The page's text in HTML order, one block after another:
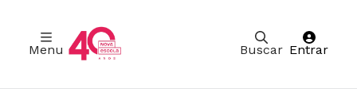
Buscar
Menu Entrar